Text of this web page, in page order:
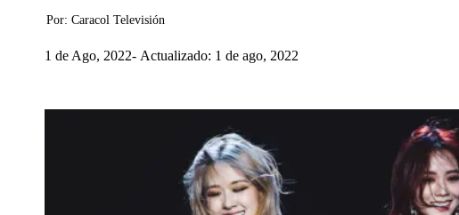
Por: Caracol Televisión
1 de Ago, 2022 Actualizado: 1 de ago, 2022